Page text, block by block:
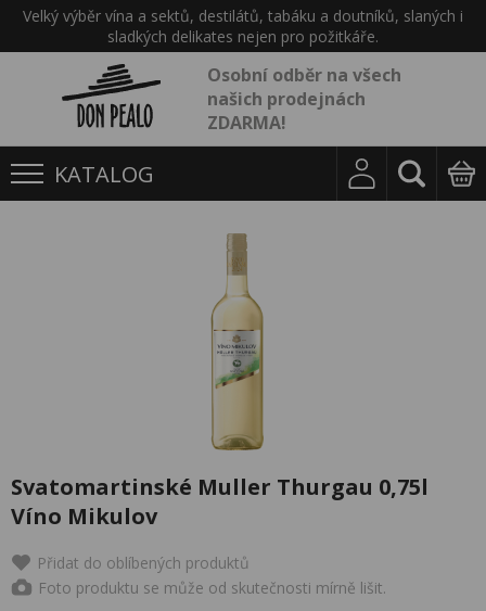
Velký výběr vína a sektů, destilátů, tabáku a doutníků, slaných i
sladkých delikates nejen pro požitkáře.
Osobní odběr na všech
našich prodejnách
ZDARMA!
KATALOG
Svatomartinské Muller Thurgau 0,75l
Víno Mikulov
Přidat do oblíbených produktů
Foto produktu se může od skutečnosti mírně lišit.